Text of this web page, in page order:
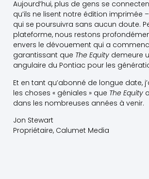
Aujourd’hui, plus de gens se
qu’ils ne lisent notre édition imprimée
qui se poursuivra sans aucun doute.
plateforme, nous restons
envers le dévouement qui a
garantissant que The Equitydemeure
angulaire du Pontiac pour les
Et en tant qu’abonné de longue date,
les choses « géniales » que The Equity
dans les nombreuses années à venir.
Jon Stewart
Propriétaire, Calumet Media